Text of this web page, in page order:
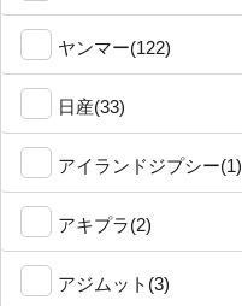
ヤンマー(122)
日産(33)
アイランドジプシー(1)
アキプラ(2)
アジムット(3)